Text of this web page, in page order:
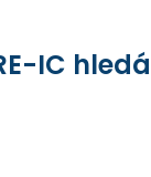
IC